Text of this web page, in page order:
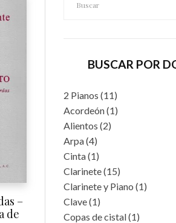
–
de
BUSCAR POR
2 Pianos (11)
Acordeón(1)
Alientos (2)
Arpa(4)
Cinta(1)
Clarinete(15)
Clarinete y Piano (1)
Clave(1)
Copas de cistal(1)